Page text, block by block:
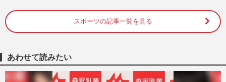
2026/8/9
園初の女性審判委員のよる2度の“誤審”騒
動に《性別は関係ない》問…
週刊女性PRIME 2026/8/9
スポーツの記事一覧を見る
あわせて読みたい